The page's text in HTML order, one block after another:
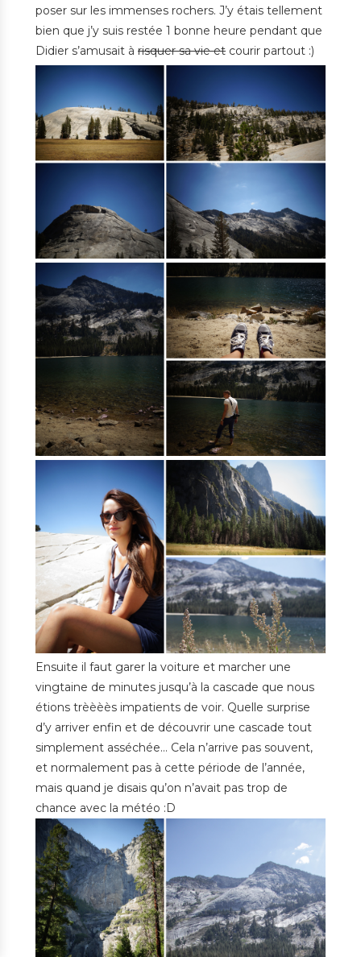
poser sur les immenses rochers. J’y étais tellement
bien que j’y suis restée 1 bonne heure pendant que
Didier s’amusait à risquer sa vie et courir partout :)
Ensuite il faut garer la voiture et marcher une
vingtaine de minutes jusqu’à la cascade que nous
étions trèèèès impatients de voir. Quelle surprise
d’y arriver enfin et de découvrir une cascade tout
simplement asséchée… Cela n’arrive pas souvent,
et normalement pas à cette période de l’année,
mais quand je disais qu’on n’avait pas trop de
chance avec la météo :D